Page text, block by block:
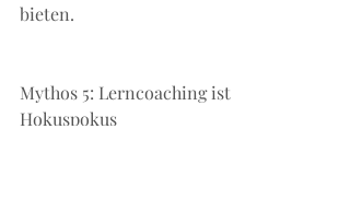
bieten.
Mythos 5: Lerncoaching ist
Hokuspokus